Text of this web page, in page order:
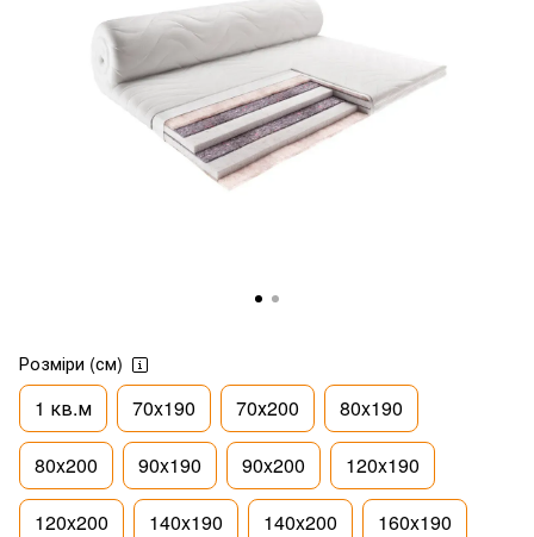
Розміри (см)
1 кв.м 70x190 70х200 80x190
80x200 90x190 90x200 120x190
120x200 140x190 140x200 160x190